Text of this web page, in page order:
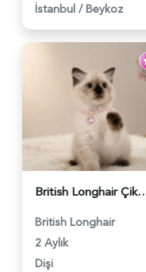
İstanbul / Beykoz
British Longhair Çikolatalı
British Longhair
2 Aylık
Dişi